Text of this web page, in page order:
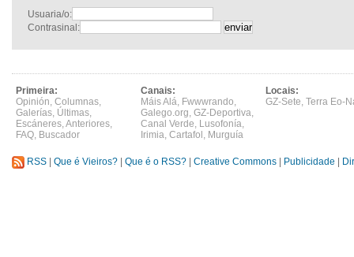
Usuaria/o:
Contrasinal:
Primeira:
Opinión, Columnas,
Galerías, Últimas,
Escáneres,Anteriores,
FAQ, Buscador
Canais:
Máis Alá, Fwwwrando,
Galego.org, GZ-Deportiva,
Canal Verde, Lusofonía,
Irimia, Cartafol , Murguía
Locais:
GZ-Sete, Terra Eo-
RSS Que é Vieiros? Que é o RSS? Creative Commons Publicidade